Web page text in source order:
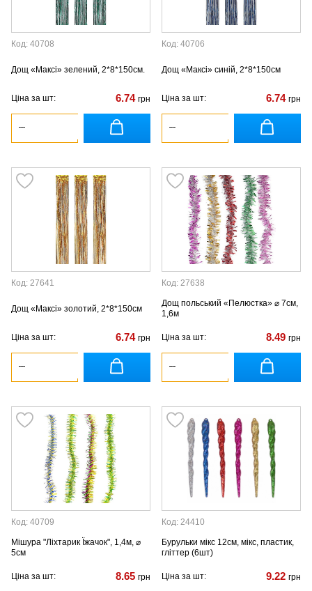
Код: 40708
Дощ «Максі» зелений, 2*8*150см.
Ціна за шт: 6.74 грн
Код: 40706
Дощ «Максі» синій, 2*8*150см
Ціна за шт: 6.74 грн
Код: 27641
Дощ «Максі» золотий, 2*8*150см
Ціна за шт: 6.74 грн
Код: 27638
Дощ польський «Пелюстка» ⌀ 7см,
1,6м
Ціна за шт: 8.49 грн
Код: 40709
Мішура "Ліхтарик Їжачок", 1,4м, ⌀
5см
Ціна за шт: 8.65 грн
Код: 24410
Бурульки мікс 12см, мікс, пластик,
гліттер (6шт)
Ціна за шт: 9.22 грн